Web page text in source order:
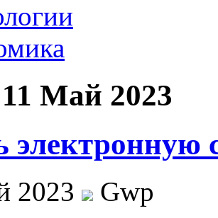
Май 2023
электронную
2023
Gwp